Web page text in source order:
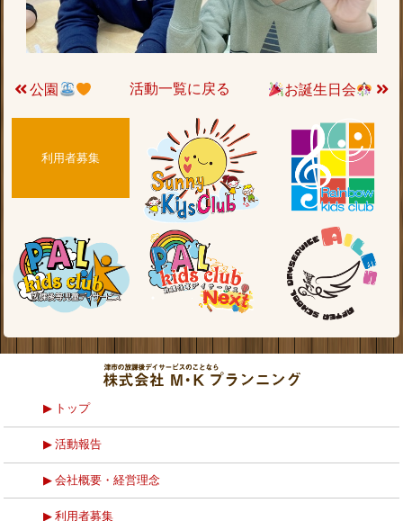
公園 活動一覧に戻る お誕生日会
利用者募集
トップ
活動報告
会社概要・経営理念
利用者募集